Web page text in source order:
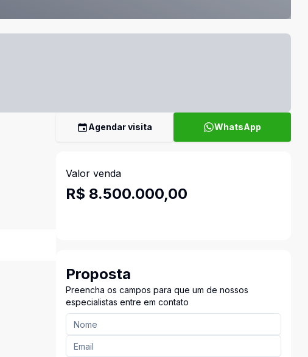
Agendar visita WhatsApp
Valor venda
R$ 8.500.000,00
Proposta
Preencha os campos para que um de nossos
especialistas entre em contato